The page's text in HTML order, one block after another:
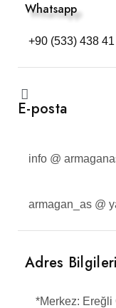
Whatsapp
+90 (533) 438
E-posta
info @
armagan_as @
Adres
*Merkez: Ereğli